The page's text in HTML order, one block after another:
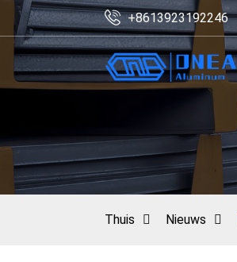
+8613923192246
Thuis Nieuws